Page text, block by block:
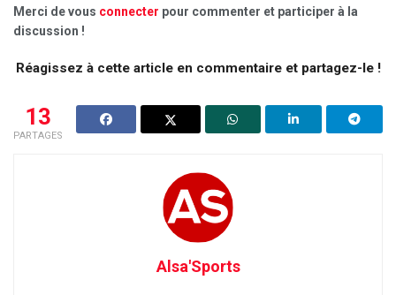
Merci de vous connecter pour commenter et participer à la
discussion !
Réagissez à cette article en commentaire et partagez-le !
13
PARTAGES
Alsa'Sports